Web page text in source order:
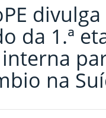
divulga
da 1.ª
na